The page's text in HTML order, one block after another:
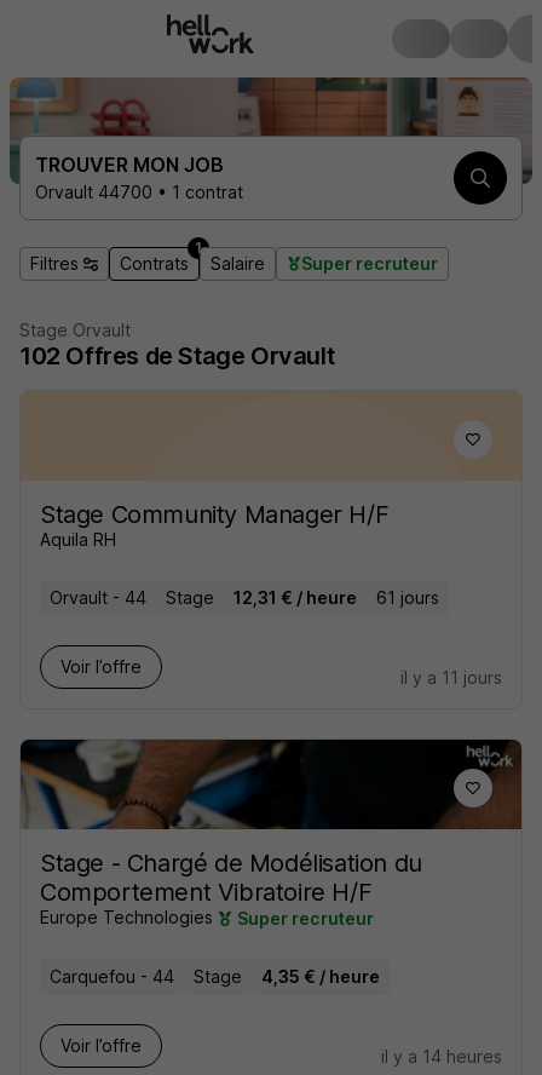
TROUVER MON JOB
Orvault 44700 • 1 contrat
Filtres Contrats
1
Salaire Super recruteur
Stage Orvault
102 Offres de Stage Orvault
Stage Community Manager H/F
Aquila RH
Orvault - 44 Stage 12,31 € / heure 61 jours
Voir l’offre
il y a 11 jours
Stage - Chargé de Modélisation du
Comportement Vibratoire H/F
Europe Technologies Super recruteur
Carquefou - 44 Stage 4,35 € / heure
Voir l’offre
il y a 14 heures